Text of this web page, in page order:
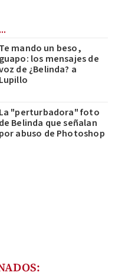
Te mando un beso,
guapo: los mensajes de
de ¿Belinda? a
Lupillo
La "perturbadora" foto
de Belinda que señalan
por abuso de Photoshop